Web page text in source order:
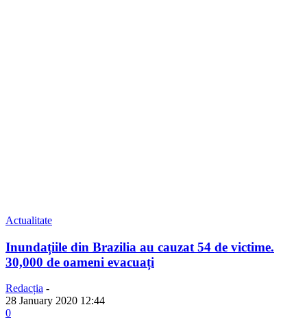
Actualitate
Inundațiile din Brazilia au cauzat 54 de victime.
30,000 de oameni evacuați
Redacția -
28 January 2020 12:44
0